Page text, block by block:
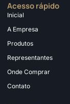
Acesso rápido
Inicial
A Empresa
Produtos
Representantes
Onde Comprar
Contato